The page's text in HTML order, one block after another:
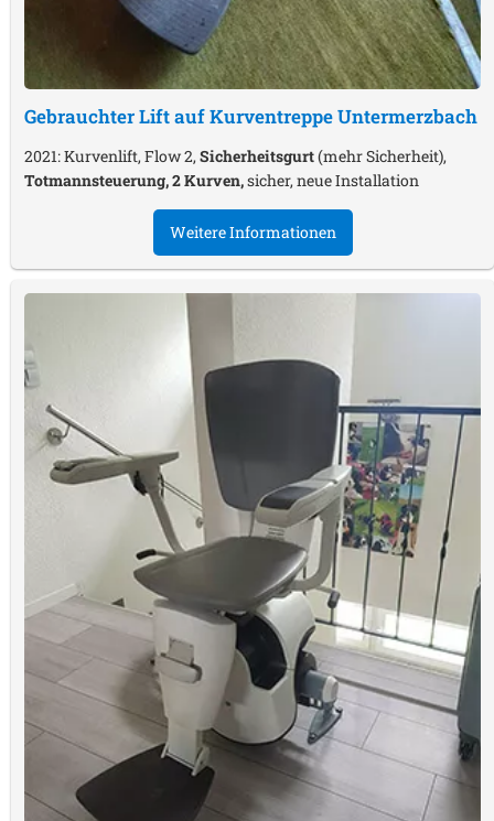
Gebrauchter Lift auf KurventreppeUntermerzbach
2021: Kurvenlift, Flow 2, Sicherheitsgurt(mehr Sicherheit),
Totmannsteuerung, 2 Kurven,sicher, neue Installation
Weitere Informationen